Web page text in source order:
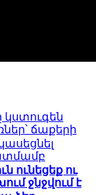
կստուգեն
ճաքերի
ունեցեք ու
ջնջվում է